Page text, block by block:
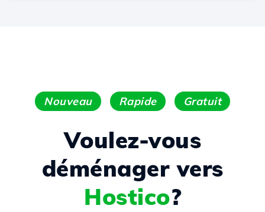
Nouveau Rapide Gratuit
Voulez-vous
déménager vers
Hostico?